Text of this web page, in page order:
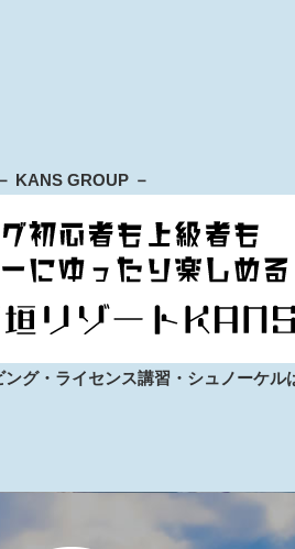
－ KANS GROUP －
グ・ライセンス講習・シュノーケル